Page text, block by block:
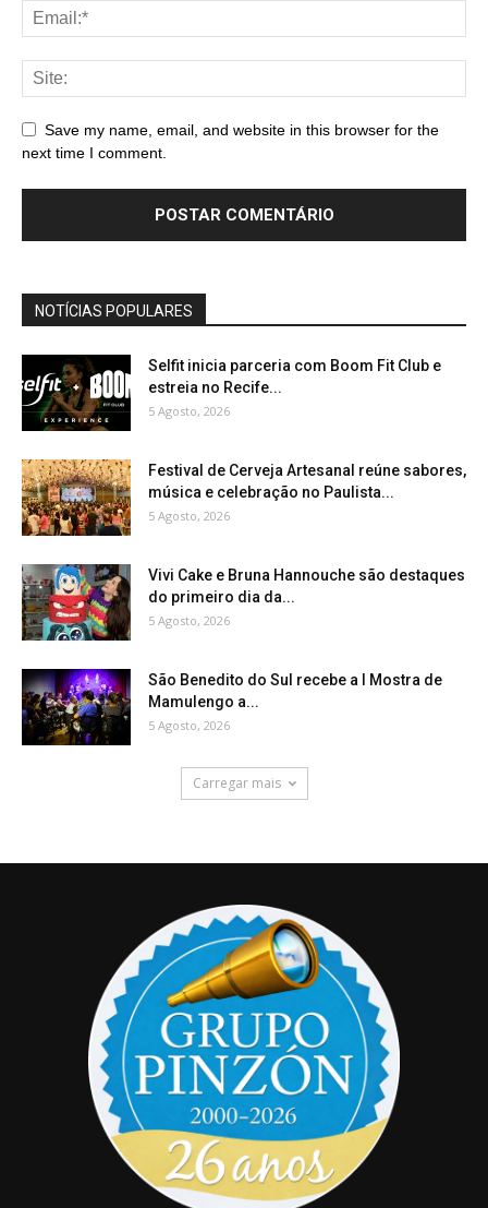
Save my name, email, and website in this browser for the
next time I comment.
NOTÍCIAS POPULARES
Selfit inicia parceria com Boom Fit Club e
estreia no Recife...
5 Agosto, 2026
Festival de Cerveja Artesanal reúne sabores,
música e celebração no Paulista...
5 Agosto, 2026
Vivi Cake e Bruna Hannouche são destaques
do primeiro dia da...
5 Agosto, 2026
São Benedito do Sul recebe a I Mostra de
Mamulengo a...
5 Agosto, 2026
Carregar mais